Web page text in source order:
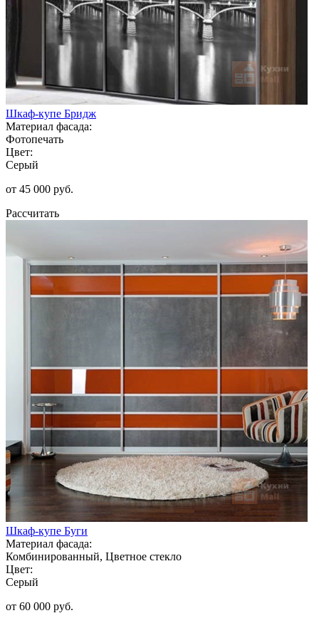
Шкаф-купе Бридж
Материал фасада:
Фотопечать
Цвет:
Серый
от 45 000 руб.
Рассчитать
Шкаф-купе Буги
Материал фасада:
Комбинированный, Цветное стекло
Цвет:
Серый
от 60 000 руб.